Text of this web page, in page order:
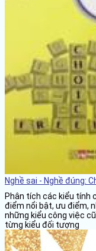
Nghề sai - Nghề đúng:
Phân tích các kiểu tính
điểm nổi bật, ưu điểm,
những kiểu công việc
từng kiểu đối tượng